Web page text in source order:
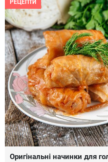
РЕЦЕПТИ
Оригінальні начинки для